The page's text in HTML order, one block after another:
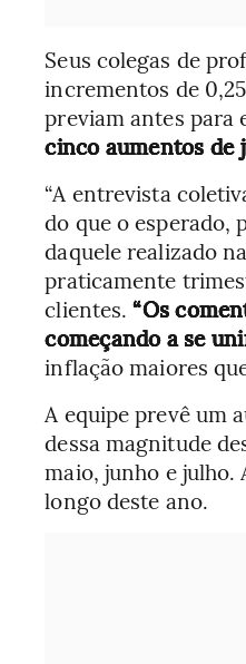
Seus colegas de
incrementos de
previam antes para
cinco aumentos de
“A entrevista
do que o esperado,
daquele realizado
praticamente
clientes.“Os
começando a se
inflação maiores
A equipe prevê um
dessa magnitude
maio, junho e julho.
longo deste ano.